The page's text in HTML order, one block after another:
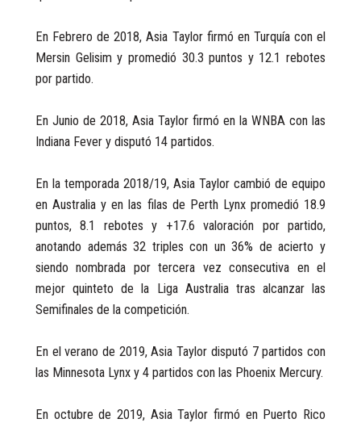
En Febrero de 2018, Asia Taylor firmó en Turquía con el
Mersin Gelisim y promedió 30.3 puntos y 12.1 rebotes
por partido.
En Junio de 2018, Asia Taylor firmó en la WNBA con las
Indiana Fever y disputó 14 partidos.
En la temporada 2018/19, Asia Taylor cambió de equipo
en Australia y en las filas de Perth Lynx promedió 18.9
puntos, 8.1 rebotes y +17.6 valoración por partido,
anotando además 32 triples con un 36% de acierto y
siendo nombrada por tercera vez consecutiva en el
mejor quinteto de la Liga Australia tras alcanzar las
Semifinales de la competición.
En el verano de 2019, Asia Taylor disputó 7 partidos con
las Minnesota Lynx y 4 partidos con las Phoenix Mercury.
En octubre de 2019, Asia Taylor firmó en Puerto Rico